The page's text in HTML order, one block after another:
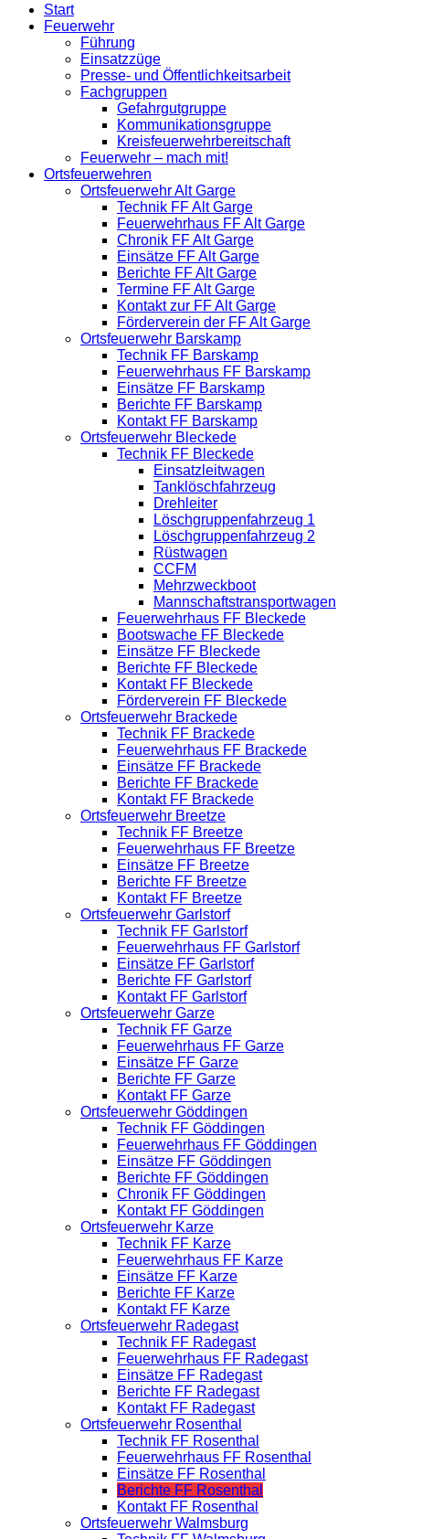
Start
Feuerwehr
Führung
Einsatzzüge
Presse- und Öffentlichkeitsarbeit
Fachgruppen
Gefahrgutgruppe
Kommunikationsgruppe
Kreisfeuerwehrbereitschaft
Feuerwehr – mach mit!
Ortsfeuerwehren
Ortsfeuerwehr Alt Garge
Technik FF Alt Garge
Feuerwehrhaus FF Alt Garge
Chronik FF Alt Garge
Einsätze FF Alt Garge
Berichte FF Alt Garge
Termine FF Alt Garge
Kontakt zur FF Alt Garge
Förderverein der FF Alt Garge
Ortsfeuerwehr Barskamp
Technik FF Barskamp
Feuerwehrhaus FF Barskamp
Einsätze FF Barskamp
Berichte FF Barskamp
Kontakt FF Barskamp
Ortsfeuerwehr Bleckede
Technik FF Bleckede
Einsatzleitwagen
Tanklöschfahrzeug
Drehleiter
Löschgruppenfahrzeug 1
Löschgruppenfahrzeug 2
Rüstwagen
CCFM
Mehrzweckboot
Mannschaftstransportwagen
Feuerwehrhaus FF Bleckede
Bootswache FF Bleckede
Einsätze FF Bleckede
Berichte FF Bleckede
Kontakt FF Bleckede
Förderverein FF Bleckede
Ortsfeuerwehr Brackede
Technik FF Brackede
Feuerwehrhaus FF Brackede
Einsätze FF Brackede
Berichte FF Brackede
Kontakt FF Brackede
Ortsfeuerwehr Breetze
Technik FF Breetze
Feuerwehrhaus FF Breetze
Einsätze FF Breetze
Berichte FF Breetze
Kontakt FF Breetze
Ortsfeuerwehr Garlstorf
Technik FF Garlstorf
Feuerwehrhaus FF Garlstorf
Einsätze FF Garlstorf
Berichte FF Garlstorf
Kontakt FF Garlstorf
Ortsfeuerwehr Garze
Technik FF Garze
Feuerwehrhaus FF Garze
Einsätze FF Garze
Berichte FF Garze
Kontakt FF Garze
Ortsfeuerwehr Göddingen
Technik FF Göddingen
Feuerwehrhaus FF Göddingen
Einsätze FF Göddingen
Berichte FF Göddingen
Chronik FF Göddingen
Kontakt FF Göddingen
Ortsfeuerwehr Karze
Technik FF Karze
Feuerwehrhaus FF Karze
Einsätze FF Karze
Berichte FF Karze
Kontakt FF Karze
Ortsfeuerwehr Radegast
Technik FF Radegast
Feuerwehrhaus FF Radegast
Einsätze FF Radegast
Berichte FF Radegast
Kontakt FF Radegast
Ortsfeuerwehr Rosenthal
Technik FF Rosenthal
Feuerwehrhaus FF Rosenthal
Einsätze FF Rosenthal
Berichte FF Rosenthal
Kontakt FF Rosenthal
Ortsfeuerwehr Walmsburg